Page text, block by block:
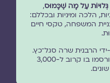
עַל מָה שֶׁכָּמוּס,
הלכה ומיניות ובכללם:
בניית המשפחה, טקסי חיים
נוסד בשנת 2019 על-ידי הרבנית שרה סגל־כץ.
עם הכניסה לשנת 2025 פורסמו בו קרוב ל-3,000